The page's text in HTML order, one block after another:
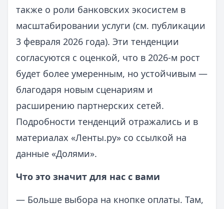
также о роли банковских экосистем в
масштабировании услуги (см. публикации
3 февраля 2026 года). Эти тенденции
согласуются с оценкой, что в 2026-м рост
будет более умеренным, но устойчивым —
благодаря новым сценариям и
расширению партнерских сетей.
Подробности тенденций отражались и в
материалах «Ленты.ру» со ссылкой на
данные «Долями».
Что это значит для нас с вами
— Больше выбора на кнопке оплаты. Там,